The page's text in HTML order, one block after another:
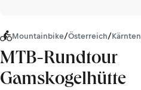
Mountainbike/Österreich/Kärnten
MTB-Rundtour
Gamskogelhütte